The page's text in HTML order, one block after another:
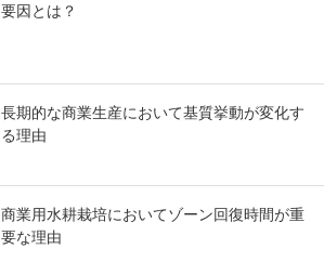
要因とは？
長期的な商業生産において基質挙動が変化す
る理由
商業用水耕栽培においてゾーン回復時間が重
要な理由